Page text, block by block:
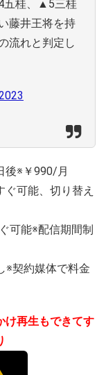
五桂、▲5三桂
藤井王将を持
流れと判定し
後※￥990/月
可能、切り替え
可能※配信期間制
※契約媒体で料金
け再生もできてす